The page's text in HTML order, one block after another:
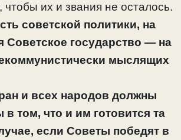
их и звания не осталось.
советской политики, на
Советское государство — на
мыслящих
и всех народов должны
том, что и им готовится та
если Советы победят в